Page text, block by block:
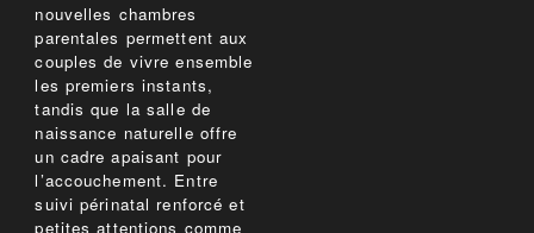
nouvelles chambres
parentales permettent aux
couples de vivre ensemble
les premiers instants,
tandis que la salle de
naissance naturelle offre
un cadre apaisant pour
l’accouchement. Entre
suivi périnatal renforcé et
petites attentions comme